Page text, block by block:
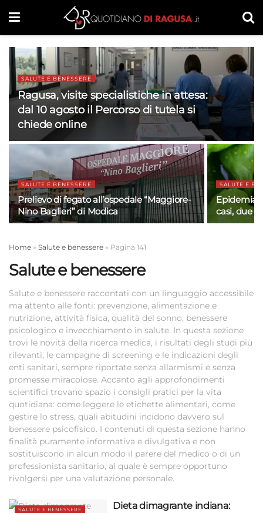
SALUTE E BENESSERE
Ragusa, visite specialistiche in attesa:
dal 10 agosto il Percorso di tutela si
chiede online
SALUTE E BENESSERE
Prelievo di fegato all’ospedale “Maggiore-
Nino Baglieri” di Modica
SALUTE E
Epidemia
casi, due
Home » Salute e benessere » Pagina 141
Salute e benessere
Salute e benessere raccontati con un linguaggio accessibile
ma attento alle fonti: prevenzione, alimentazione e
nutrizione, attività fisica, qualità del sonno, benessere
psicologico e invecchiamento in salute. In questa sezione
trovi le novità della ricerca medica, i risultati degli studi più
rilevanti, le campagne di screening e le indicazioni degli
enti sanitari, sempre riportate senza allarmismi e senza
promesse miracolose. Accanto agli approfondimenti
scientifici trovano spazio i consigli pratici per la vita
quotidiana: come leggere le etichette alimentari, come
gestire lo stress, quali abitudini incidono davvero sul
benessere psicofisico. I contenuti di questa sezione hanno
finalità puramente informativa e divulgativa e non
sostituiscono in alcun modo il parere del medico o di un
professionista sanitario, al quale è sempre opportuno
rivolgersi per una valutazione personale.
SALUTE E BENESSERE
Dieta dimagrante indiana: